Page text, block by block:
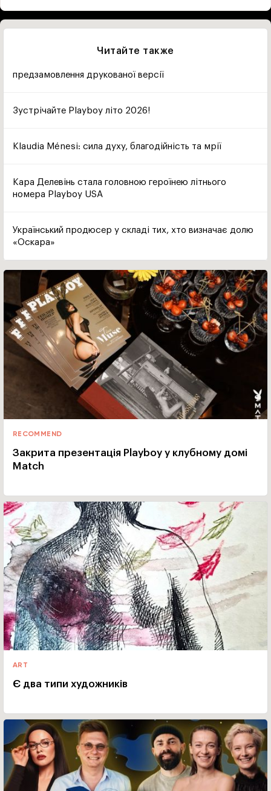
Читайте также
предзамовлення друкованої версії
Зустрічайте Playboy літо 2026!
Klaudia Ménesi: сила духу, благодійність та мрії
Кара Делевінь стала головною героїнею літнього
номера Playboy USA
Український продюсер у складі тих, хто визначає долю
«Оскара»
RECOMMEND
Закрита презентація Playboy у клубному домі
Match
ART
Є два типи художників